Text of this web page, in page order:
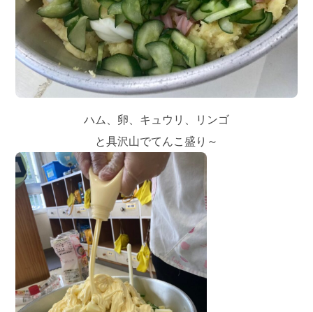
ハム、卵、キュウリ、リンゴ
と具沢山でてんこ盛り～